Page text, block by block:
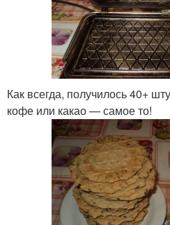
Как всегда, получилось 40+
кофе или какао — самое то!